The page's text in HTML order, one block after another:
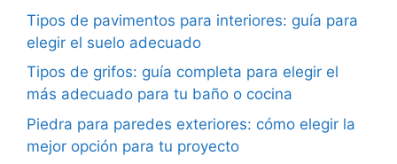
Tipos de pavimentos para interiores: guía para
elegir el suelo adecuado
Tipos de grifos: guía completa para elegir el
más adecuado para tu baño o cocina
Piedra para paredes exteriores: cómo elegir la
mejor opción para tu proyecto